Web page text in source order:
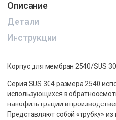
Описание
Детали
Инструкции
Корпус для мембран 2540/SUS
Серия SUS 304 размера 2540
использующихся в
нанофильтрации в
Представляют собой «трубку»